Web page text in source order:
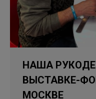
НАША
ВЫСТАВКЕ-
МОСКВЕ